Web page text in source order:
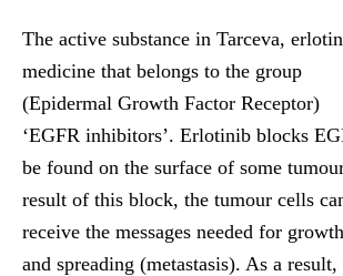
The active substance in Tarceva,
medicine that belongs to the group
(Epidermal Growth Factor Receptor)
‘EGFR inhibitors’. Erlotinib blocks
be found on the surface of some
result of this block, the tumour cells
receive the messages needed for
and spreading (metastasis). As a